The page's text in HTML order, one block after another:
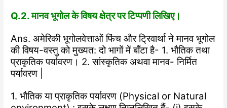
Q.2. मानव भूगोल के विषय क्षेत्र पर टिप्पणी लिखिए।
Ans. अमेरिकी भूगोलवेत्ताओं फिंच और ट्रिवार्था ने मानव भूगोल
की विषय-वस्तु को मुख्यत: दो भागों में बाँटा है- 1. भौतिक तथा
प्राकृतिक पर्यावरण। 2. सांस्कृतिक अथवा मानव- निर्मित
पर्यावरण |
1. भौतिक या प्राकृतिक पर्यावरण (Physical or Natural